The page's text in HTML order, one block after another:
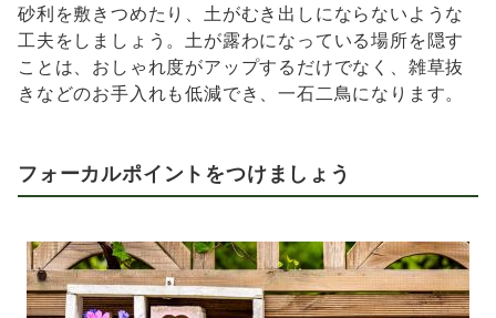
砂利を敷きつめたり、土がむき出しにならないような
工夫をしましょう。土が露わになっている場所を隠す
ことは、おしゃれ度がアップするだけでなく、雑草抜
きなどのお手入れも低減でき、一石二鳥になります。
フォーカルポイントをつけましょう